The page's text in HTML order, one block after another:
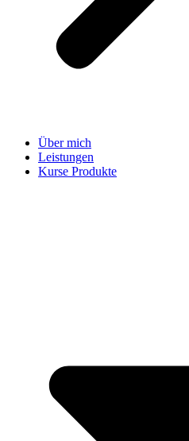
Über mich
Leistungen
Kurse Produkte